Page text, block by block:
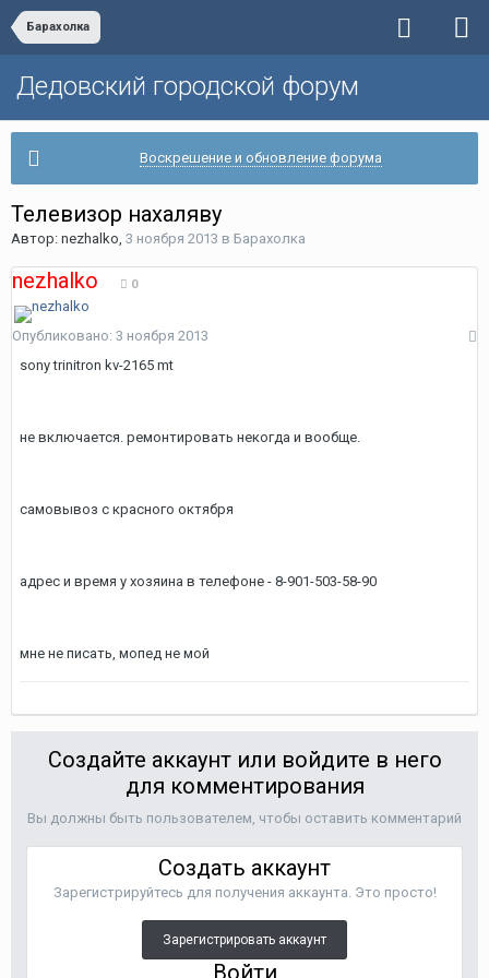
Барахолка
Дедовский городской форум
Воскрешение и обновление форума
Телевизор нахаляву
Автор: nezhalko, 3 ноября 2013 в Барахолка
nezhalko 0
Опубликовано: 3 ноября 2013
sony trinitron kv-2165 mt
не включается. ремонтировать некогда и вообще.
самовывоз с красного октября
адрес и время у хозяина в телефоне - 8-901-503-58-90
мне не писать, мопед не мой
Создайте аккаунт или войдите в него
для комментирования
Вы должны быть пользователем, чтобы оставить комментарий
Создать аккаунт
Зарегистрируйтесь для получения аккаунта. Это просто!
Зарегистрировать аккаунт
Войти